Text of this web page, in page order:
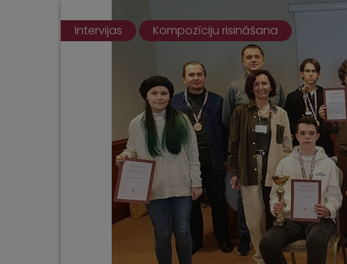
Intervijas Kompozīciju risināšana